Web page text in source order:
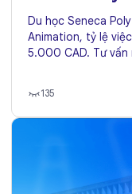
Du học Seneca
Animation, tỷ lệ
5.000 CAD. Tư vấn
135